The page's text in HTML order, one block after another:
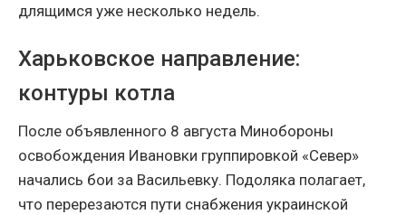
длящимся уже несколько недель.
Харьковское направление:
контуры котла
После объявленного 8 августа Минобороны
освобождения Ивановки группировкой «Север»
начались бои за Васильевку. Подоляка полагает,
что перерезаются пути снабжения украинской